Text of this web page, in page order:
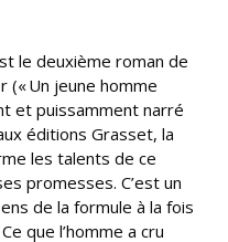
le deuxième roman de
(« Un jeune homme
et puissamment narré
éditions Grasset, la
les talents de ce
promesses. C’est un
de la formule à la fois
que l’homme a cru